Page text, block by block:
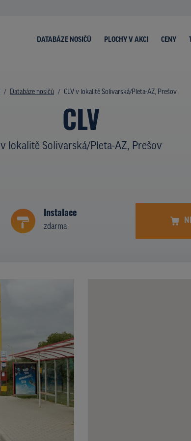
DATABÁZE NOSIČŮ PLOCHY V AKCI CENY
Databáze nosičů CLV v lokalitě Solivarská/Pleta-AZ, Prešov
CLV
v lokalitě Solivarská/Pleta-AZ, Prešov
Instalace
zdarma